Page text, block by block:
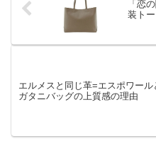
「恋
装ト
エルメスと同じ革=エスポワール
ガタニバッグの上質感の理由